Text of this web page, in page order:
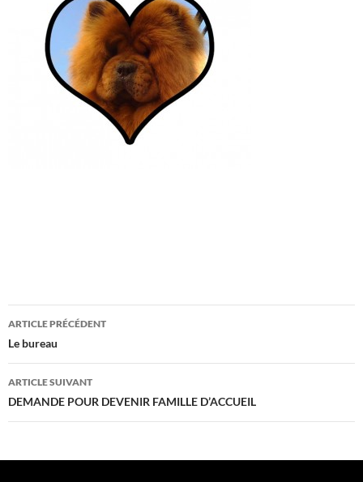
Navigation
des
articles
ARTICLE PRÉCÉDENT
Le bureau
ARTICLE SUIVANT
DEMANDE POUR DEVENIR FAMILLE D’ACCUEIL